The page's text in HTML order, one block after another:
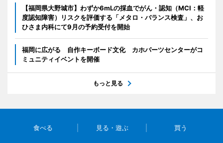
【福岡県大野城市】わずか6mLの採血でがん・認知（MCI：軽
度認知障害）リスクを評価する「メタロ・バランス検査」、お
ひさま内科にて9月の予約受付を開始
福岡に広がる 自作キーボード文化 カホパーツセンターがコ
ミュニティイベントを開催
もっと見る
食べる 見る・遊ぶ 買う